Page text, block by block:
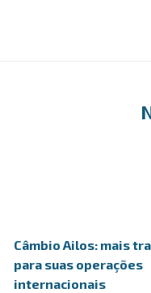
Câmbio Ailos: mais
para suas operações
internacionais